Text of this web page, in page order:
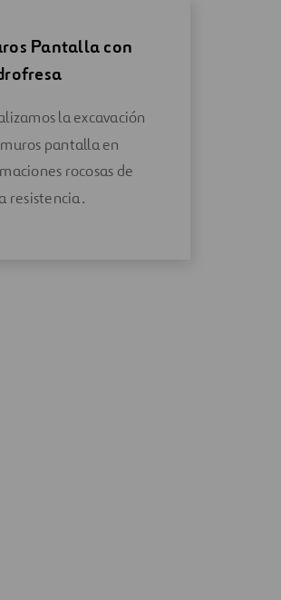
Pantalla con
la excavación
pantalla en
rocosas de
resistencia.